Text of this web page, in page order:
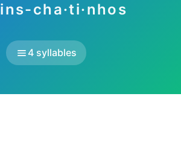
cha·ti·nhos
4 syllables